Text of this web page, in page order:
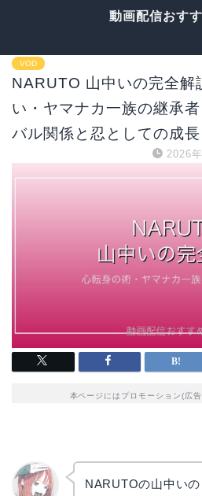
動画配信おす
VOD
NARUTO 山中いの完全解
い・ヤマナカ一族の継承
バル関係と忍としての成
2026
本ページにはプロモーション(広
NARUTOの山中い